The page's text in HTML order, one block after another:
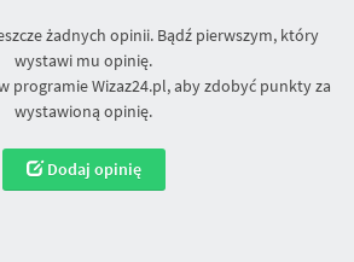
żadnych opinii. Bądź pierwszym, który
wystawi mu opinię.
programie Wizaz24.pl, aby zdobyć punkty za
wystawioną opinię.
Dodaj opinię